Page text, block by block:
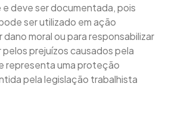
deve ser documentada, pois
ser utilizado em ação
moral ou para responsabilizar
prejuízos causados pela
representa uma proteção
pela legislação trabalhista